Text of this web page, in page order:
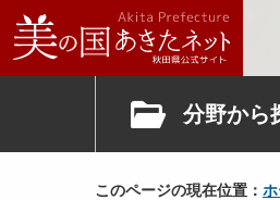
分野から
このページの現在位置：